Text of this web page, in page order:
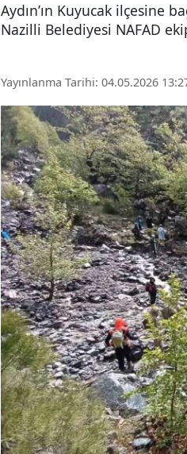
Aydın’ın Kuyucak ilçesine
Nazilli Belediyesi NAFAD
Yayınlanma Tarihi: 04.05.2026